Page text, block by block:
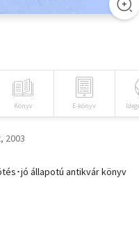
Könyv E-könyv
2003
･jó állapotú antikvár könyv